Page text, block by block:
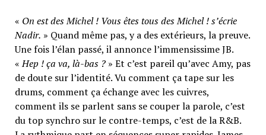
« On est des Michel ! Vous êtes tous des Michel ! s’écrie
Nadir. » Quand même pas, y a des extérieurs, la preuve.
Une fois l’élan passé, il annonce l’immensissime JB.
«Hep ! ça va, là-bas ?» Et c’est pareil qu’avec Amy, pas
de doute sur l’identité. Vu comment ça tape sur les
drums, comment ça échange avec les cuivres,
comment ils se parlent sans se couper la parole, c’est
du top synchro sur le contre-temps, c’est de la R&B.